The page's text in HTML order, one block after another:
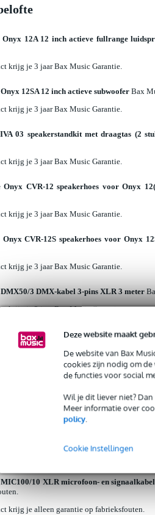
Deze website maakt
De website van Bax
cookies zijn nodig om
de functies voor social
Wil je dit liever niet?
Meer informatie over
policy.
Cookie Instellingen
Onyx 12A 12 inch actieve fullrange
krijg je 3 jaar Bax Music Garantie.
12SA 12 inch actieve subwoofer Bax
krijg je 3 jaar Bax Music Garantie.
03 speakerstandkit met draagtas (2
krijg je 3 jaar Bax Music Garantie.
Onyx CVR-12 speakerhoes voor Onyx
krijg je 3 jaar Bax Music Garantie.
Onyx CVR-12S speakerhoes voor Onyx
krijg je 3 jaar Bax Music Garantie.
3 DMX-kabel 3-pins XLR 3 meter
krijg je 3 jaar Bax Music Garantie.
5 kabel 2x XLR female - 2x XLR
krijg je 3 jaar Bax Music Garantie.
1202FX-MP 12-kanaals mixer met
krijg je 3 jaar Bax Music Garantie.
dynamische zangmicrofoon
krijg je 3 jaar Bax Music Garantie.
10 XLR microfoon- en
krijg je alleen garantie op fabrieksfouten.